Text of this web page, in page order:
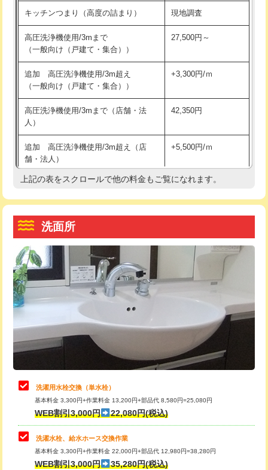
マス交換（深さ50㎝未満）
マス交換（深さ50㎝以上） 66,000円
コンクリート斫り（厚さ10㎝まで）
コンクリート斫り（厚さ10㎝超え）
モルタル補修（厚さ10㎝まで） 27,500円
モルタル補修（厚さ10㎝超え） 38,500円
洗面台設置 38,500円
追加人工
廃棄・処分 現場見積
※給水管工事は20mmまでの価格です。
持込商品取付（単水栓）
持込商品取付（混合水栓） 16,500円
給水管工事※（ホール加工)
給水管工事※（バンド止め) 3,300円
給水管工事※（支持金具設置) 5,500円
給水管工事※（保温材使用（バンド止
め込み）)
5,500円
給水管工事※（土の掘削・埋め戻し作
業)
11,000円
給水管工事※（塩ビ管（VP・HI）使
用/3ｍまで)
33,000円
給水管工事※（塩ビ管（VP・HI）使
用（追加）/3ｍ超え)
給水管工事※（ライニング鋼管・銅
管・ポリ管・HT管使用/3ｍまで)
44,000円
給水管工事※（ライニング鋼管・銅
管・ポリ管・HT管使用/3ｍ超え)
排水管工事（土の掘削・埋め戻し作
業）
排水管工事（排水管工事/3ｍまで） 55,000円
キッチンつまり（高度の詰まり） 現地調査
高圧洗浄機使用/3mまで
（一般向け（戸建て・集合））
27,500円～
追加 高圧洗浄機使用/3m超え
（一般向け（戸建て・集合））
+3,300円/ｍ
高圧洗浄機使用/3mまで（店舗・法
人）
42,350円
追加 高圧洗浄機使用/3m超え（店
舗・法人）
+5,500円/ｍ
高度高圧洗浄換 現地調査
トーラー機使用/3mまで
追加トーラー機使用/3m超え +3,300円
カメラ調査 33,000円
桝清掃
止水・漏水調査・防水処理・清掃・修
理・調整・分解・加工など（軽作業）
11,000円
止水・漏水調査・防水処理・清掃・修
理・調整・分解・加工など（中作業）
22,000円
止水・漏水調査・防水処理・清掃・修
理・調整・分解・加工など（重作業）
33,000円
キッチンタンク脱着
その他部品の脱着
上記の表をスクロールで他の料金もご覧になれます。
洗面所
洗濯用水栓交換（単水栓）
基本料金 3,300円+作業料金 13,200円+部品代 8,580円=25,080円
WEB割引3,000円 22,080円(税込)
洗濯水栓、給水ホース交換作業
基本料金 3,300円+作業料金 22,000円+部品代 12,980円=38,280円
WEB割引3,000円 35,280円(税込)